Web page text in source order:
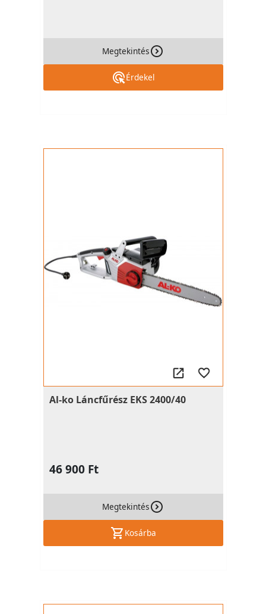
Megtekintés
Érdekel
Al-ko Láncfűrész EKS 2400/40
46 900 Ft
Megtekintés
Kosárba